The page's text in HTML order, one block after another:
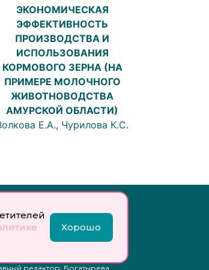
Хорошо
ЭКОНОМИЧЕСКАЯ
ЭФФЕКТИВНОСТЬ
ПРОИЗВОДСТВА И
ИСПОЛЬЗОВАНИЯ
КОРМОВОГО ЗЕРНА (НА
ПРИМЕРЕ МОЛОЧНОГО
ЖИВОТНОВОДСТВА
АМУРСКОЙ ОБЛАСТИ)
Е.А., Чурилова К.С.
Общество с
редактор: Богатырева